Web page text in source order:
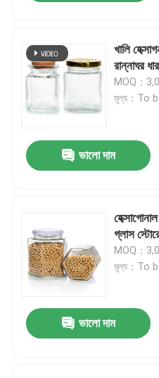
খালি
রান্নাঘর
MOQ：
মূল্য：To
ভালো দাম
গ্লাস
MOQ：
মূল্য：To
ভালো দাম